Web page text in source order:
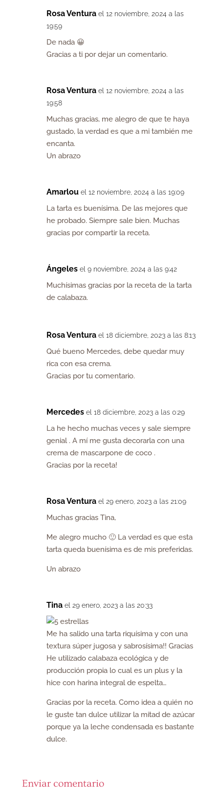
Rosa Ventura el 12 noviembre, 2024 a las
19:59
De nada 😀
Gracias a ti por dejar un comentario.
Rosa Ventura el 12 noviembre, 2024 a las
19:58
Muchas gracias, me alegro de que te haya
gustado, la verdad es que a mi también me
encanta.
Un abrazo
Amarlou el 12 noviembre, 2024 a las 19:09
La tarta es buenísima. De las mejores que
he probado. Siempre sale bien. Muchas
gracias por compartir la receta.
Ángeles el 9 noviembre, 2024 a las 9:42
Muchísimas gracias por la receta de la tarta
de calabaza.
Rosa Ventura el 18 diciembre, 2023 a las 8:13
Qué bueno Mercedes, debe quedar muy
rica con esa crema.
Gracias por tu comentario.
Mercedes el 18 diciembre, 2023 a las 0:29
La he hecho muchas veces y sale siempre
genial . A mí me gusta decorarla con una
crema de mascarpone de coco .
Gracias por la receta!
Rosa Ventura el 29 enero, 2023 a las 21:09
Muchas gracias Tina,
Me alegro mucho 🙂 La verdad es que esta
tarta queda buenísima es de mis preferidas.
Un abrazo
Tina el 29 enero, 2023 a las 20:33
Me ha salido una tarta riquísima y con una
textura súper jugosa y sabrosísima!! Gracias
He utilizado calabaza ecológica y de
producción propia lo cual es un plus y la
hice con harina integral de espelta…
Gracias por la receta. Como idea a quién no
le guste tan dulce utilizar la mitad de azúcar
porque ya la leche condensada es bastante
dulce.
Enviar comentario